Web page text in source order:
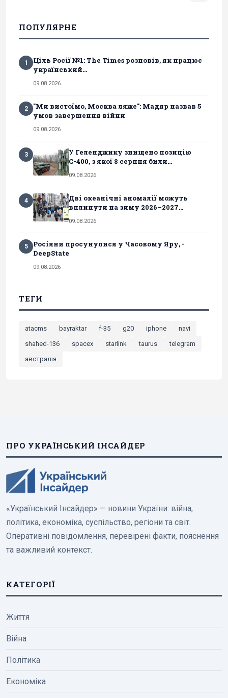
ПОПУЛЯРНЕ
1
Ціль Росії №1: The Times розповів, як працює
український...
09.08.2026
2
"Ми вистоїмо, Москва ляже": Мадяр назвав 5
умов завершення війни
09.08.2026
3
У Геленджику знищено позицію
С-400, з якої 8 серпня били...
09.08.2026
4
Дві океанічні аномалії можуть
вплинути на зиму 2026–2027...
09.08.2026
5
Росіяни просунулися у Часовому Яру, -
DeepState
09.08.2026
ТЕГИ
atacms bayraktar f-35 g20 iphone
navi
shahed-136
spacex starlink taurus
telegram
австралія
ПРО УКРАЇНСЬКИЙ ІНСАЙДЕР
«Український Інсайдер» — новини України: війна,
політика, економіка, суспільство, регіони та світ.
Оперативні повідомлення, перевірені факти, пояснення
та важливий контекст.
КАТЕГОРІЇ
Життя
Війна
Політика
Економіка